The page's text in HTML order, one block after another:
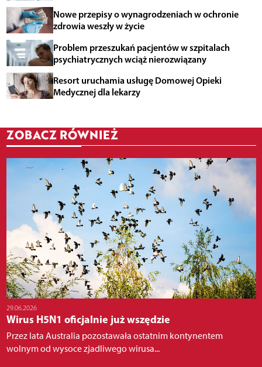
Nowe przepisy o wynagrodzeniach w ochronie
zdrowia weszły w życie
Problem przeszukań pacjentów w szpitalach
psychiatrycznych wciąż nierozwiązany
Resort uruchamia usługę Domowej Opieki
Medycznej dla lekarzy
ZOBACZ RÓWNIEŻ
29.06.2026
Wirus H5N1 oficjalnie już wszędzie
Przez lata Australia pozostawała ostatnim kontynentem
wolnym od wysoce zjadliwego wirusa...